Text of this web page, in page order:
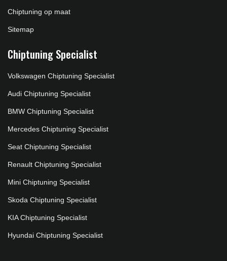
Chiptuning op maat
Sitemap
Chiptuning Specialist
Volkswagen Chiptuning Specialist
Audi Chiptuning Specialist
BMW Chiptuning Specialist
Mercedes Chiptuning Specialist
Seat Chiptuning Specialist
Renault Chiptuning Specialist
Mini Chiptuning Specialist
Skoda Chiptuning Specialist
KIA Chiptuning Specialist
Hyundai Chiptuning Specialist